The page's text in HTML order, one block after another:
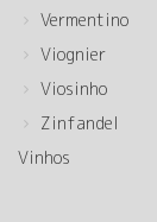
Vermentino
Viognier
Viosinho
Zinfandel
Vinhos